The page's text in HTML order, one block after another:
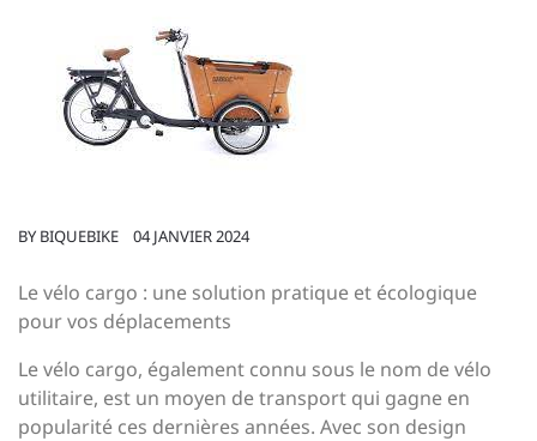
BY BIQUEBIKE 04 JANVIER 2024
Le vélo cargo : une solution pratique et écologique
pour vos déplacements
Le vélo cargo, également connu sous le nom de vélo
utilitaire, est un moyen de transport qui gagne en
popularité ces dernières années. Avec son design